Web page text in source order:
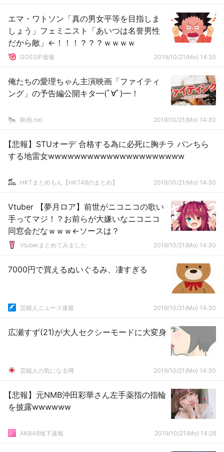
エマ・ワトソン「真の男女平等を目指しま
しょう」フェミニスト「あいつは名誉男性
だから敵」←！！！？？？ｗｗｗｗ
GOSSIP速報 2019/10/21(Mo) 14:35
俺たちの愛理ちゃん主演映画「ファイティ
ング」の予告編公開キタ━(ﾟ∀ﾟ)━！
映画.net 2019/10/21(Mo) 14:30
【悲報】STUオーデ 合格する為に必死に胸チラ パンちら
する地雷女wwwwwwwwwwwwwwwwwwwww
HKTまとめもん【HKT48のまとめ】 2019/10/21(Mo) 14:30
Vtuber 【夢月ロア】前世がニコニコの歌い
手ってマジ！？お前らが大嫌いなニコニコ
同窓会だなｗｗｗ←ソースは？
Vtuberまとめてみました 2019/10/21(Mo) 14:30
7000円で買えるぬいぐるみ、凄すぎる
芸能人ニュース速報 2019/10/21(Mo) 14:30
広瀬すず(21)が大人セクシーモードに大変身
芸能人の気になる噂 2019/10/21(Mo) 14:30
【悲報】元NMB沖田彩華さん左手薬指の指輪
を披露wwwwww
AKB48地下速報 2019/10/21(Mo) 14:28